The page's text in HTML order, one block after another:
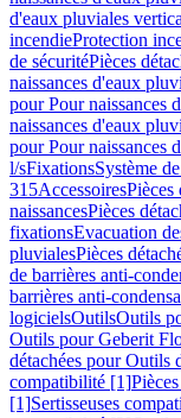
d'eaux pluviales
incendieProtection
de sécuritéPièces
naissances d'eaux
pour Pour naissances
naissances d'eaux
pour Pour naissances
l/sFixationsSystème
315AccessoiresPièces
naissancesPièces
fixationsEvacuation
pluvialesPièces
de barrières anti-
barrières anti-
logicielsOutilsOutils
Outils pour Geberit
détachées pour Outils
compatibilité [1]
[1]Sertisseuses